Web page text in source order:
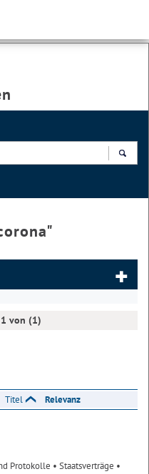
"
von (1)
Titel Relevanz
Protokolle • Staatsverträge •